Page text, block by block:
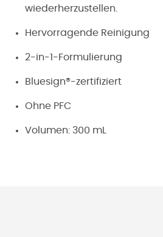
wiederherzustellen.
Hervorragende Reinigung
2-in-1-Formulierung
Bluesign®-zertifiziert
Ohne PFC
Volumen: 300 mL